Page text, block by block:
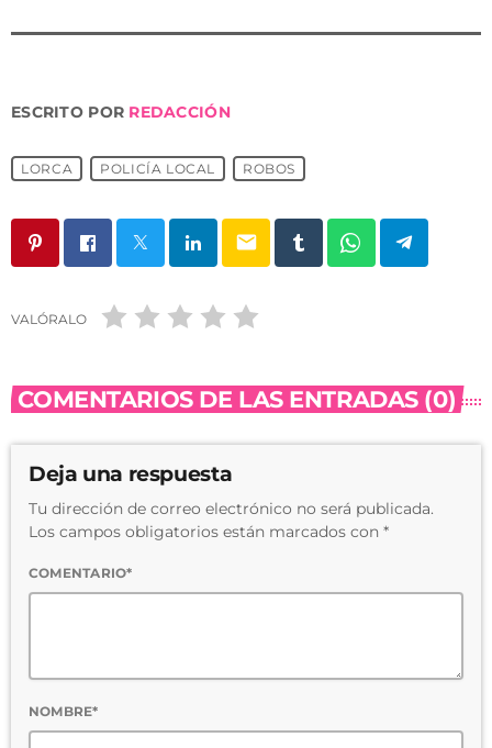
ESCRITO POR REDACCIÓN
LORCA POLICÍA LOCAL ROBOS
email
VALÓRALO
COMENTARIOS DE LAS ENTRADAS (0)
Deja una respuesta
Tu dirección de correo electrónico no será publicada.
Los campos obligatorios están marcados con *
COMENTARIO*
NOMBRE*